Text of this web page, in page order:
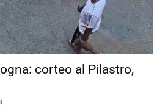
corteo al Pilastro,